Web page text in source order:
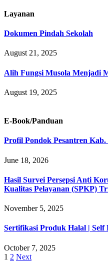
Layanan
Dokumen Pindah Sekolah
August 21, 2025
Alih Fungsi Musola Menjadi
August 19, 2025
E-Book/Panduan
Profil Pondok Pesantren Kab.
June 18, 2026
Hasil Survei Persepsi Anti
Kualitas Pelayanan (SPKP)
November 5, 2025
Sertifikasi Produk Halal | Self
October 7, 2025
1 2 Next